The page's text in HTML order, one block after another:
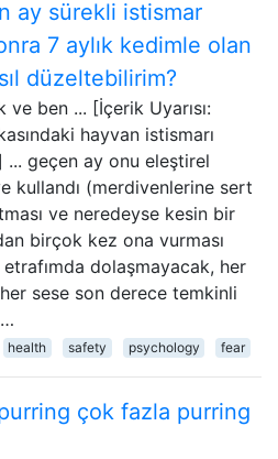
ay sürekli istismar
7 aylık kedimle olan
düzeltebilirim?
ve ben ... [İçerik Uyarısı:
hayvan istismarı
... geçen ay onu eleştirel
kullandı (merdivenlerine sert
ve neredeyse kesin bir
birçok kez ona vurması
dolaşmayacak, her
sese son derece temkinli
health safety psychology fear
çok fazla purring